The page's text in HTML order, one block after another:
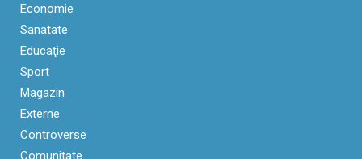
Economie
Sanatate
Educaţie
Sport
Magazin
Externe
Controverse
Comunitate